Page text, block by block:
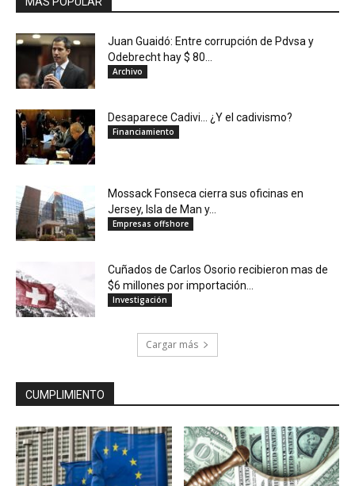
Juan Guaidó: Entre corrupción de Pdvsa y
Odebrecht hay $ 80...
Archivo
Desaparece Cadivi… ¿Y el cadivismo?
Financiamiento
Mossack Fonseca cierra sus oficinas en
Jersey, Isla de Man y...
Empresas offshore
Cuñados de Carlos Osorio recibieron mas de
$6 millones por importación...
Investigación
Cargar más
CUMPLIMIENTO